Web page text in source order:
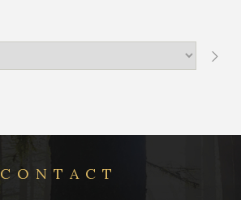
CONTACT